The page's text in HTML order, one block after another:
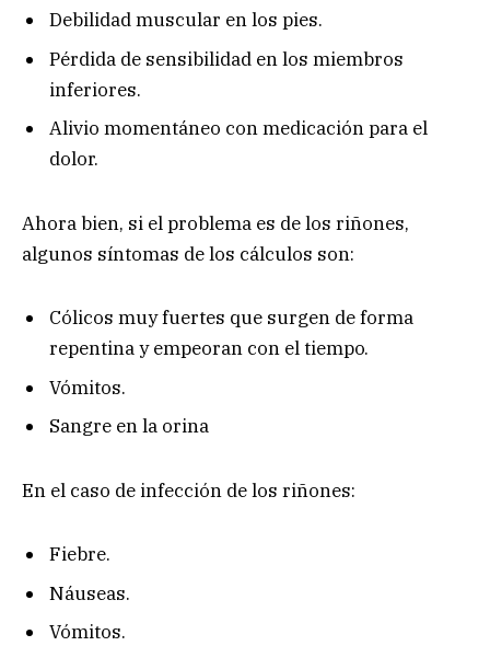
Debilidad muscular en los pies.
Pérdida de sensibilidad en los miembros
inferiores.
Alivio momentáneo con medicación para el
dolor.
Ahora bien, si el problema es de los riñones,
algunos síntomas de los cálculos son:
Cólicos muy fuertes que surgen de forma
repentina y empeoran con el tiempo.
Vómitos.
Sangre en la orina
En el caso de infección de los riñones:
Fiebre.
Náuseas.
Vómitos.